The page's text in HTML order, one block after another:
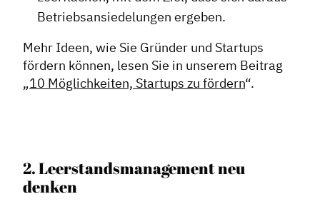
Betriebsansiedelungen ergeben.
Mehr Ideen, wie Sie Gründer und Startups
fördern können, lesen Sie in unserem Beitrag
„10 Möglichkeiten, Startups zu fördern“.
2. Leerstandsmanagement neu
denken